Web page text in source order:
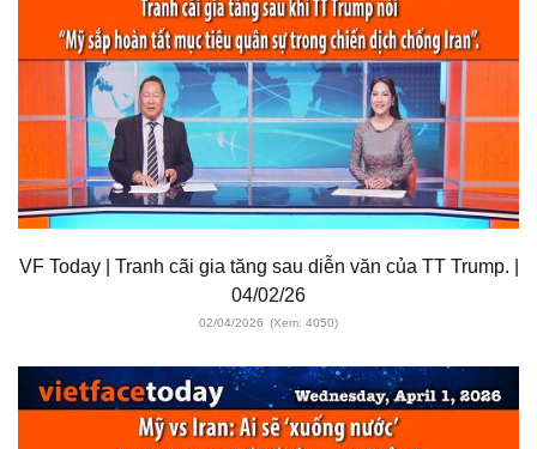
VF Today | Tranh cãi gia tăng sau diễn văn của TT Trump. |
04/02/26
02/04/2026 (Xem: 4050)